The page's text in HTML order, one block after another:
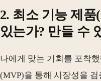
2. 최소 기능 제
있는가? 만들 수
나에게 맞는 기회를 포착
(MVP)을 통해 시장성을